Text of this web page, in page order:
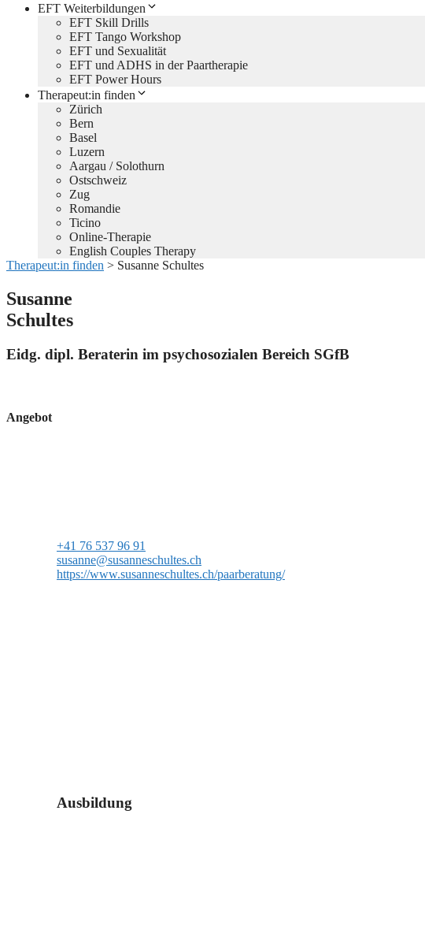
EFT Weiterbildungen
EFT Skill Drills
EFT Tango Workshop
EFT und Sexualität
EFT und ADHS in der Paartherapie
EFT Power Hours
Therapeut:in finden
Zürich
Bern
Basel
Luzern
Aargau / Solothurn
Ostschweiz
Zug
Romandie
Ticino
Online-Therapie
English Couples Therapy
Therapeut:in finden > Susanne Schultes
Susanne
Schultes
Eidg. dipl. Beraterin im psychosozialen Bereich SGfB
Angebot
+41 76 537 96 91
susanne@susanneschultes.ch
https://www.susanneschultes.ch/paarberatung/
Ausbildung